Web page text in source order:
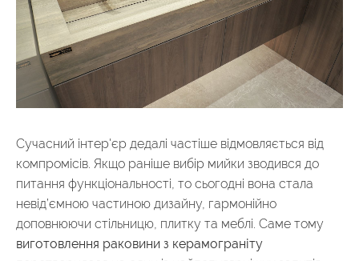
Сучасний інтер'єр дедалі частіше відмовляється від
компромісів. Якщо раніше вибір мийки зводився до
питання функціональності, то сьогодні вона стала
невід’ємною частиною дизайну, гармонійно
доповнюючи стільницю, плитку та меблі. Саме тому
виготовлення раковини з керамограніту